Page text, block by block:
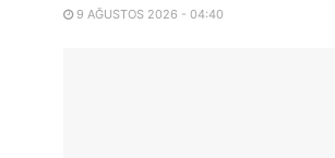
9 AĞUSTOS 2026 - 04:40